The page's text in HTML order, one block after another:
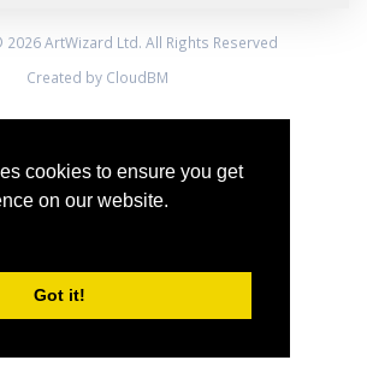
cookies to ensure you get
on our website.
Got it!
ArtWizard Ltd. All Rights Reserved
Created by CloudBM